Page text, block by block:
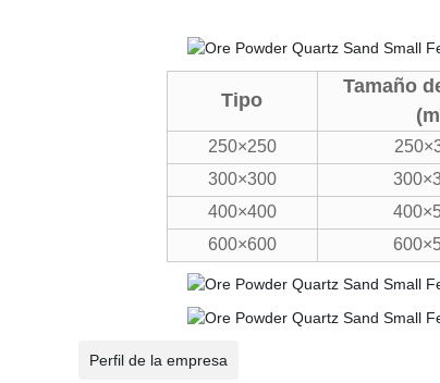
Tipo
Tamaño
250×250
300×300
400×400
600×600
Perfil de la empresa